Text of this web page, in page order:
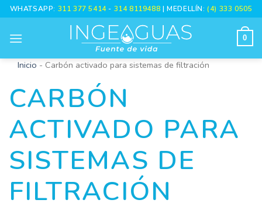
WHATSAPP: 311 377 5414- 314 8119488 | MEDELLÍN:(4) 333 0505
0
Inicio - Carbón activado para sistemas de filtración
CARBÓN
ACTIVADO PARA
SISTEMAS DE
FILTRACIÓN